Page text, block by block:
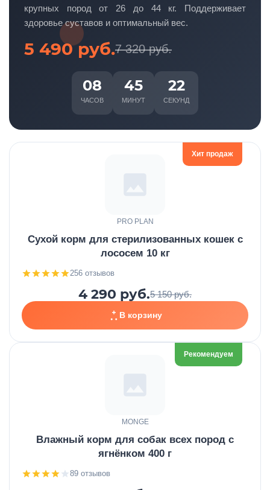
крупных пород от 26 до 44 кг. Поддерживает
здоровье суставов и оптимальный вес.
5 490 руб.7 320 руб.
08
ЧАСОВ
45
МИНУТ
22
СЕКУНД
Хит продаж
PRO PLAN
Сухой корм для стерилизованных кошек с
лососем 10 кг
256 отзывов
4 290 руб.5 150 руб.
В корзину
Рекомендуем
MONGE
Влажный корм для собак всех пород с
ягнёнком 400 г
89 отзывов